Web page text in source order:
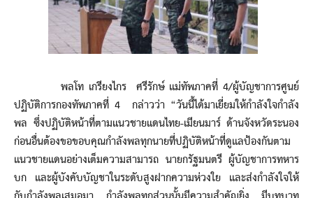
พลโท เกรียงไกร ศรีรักษ์ แม่ทัพภาคที่ 4/ผู้บัญชาการศูนย์
ปฏิบัติการกองทัพภาคที่ 4 กล่าวว่า “วันนี้ได้มาเยี่ยมให้กำลังใจกำลัง
พล ซึ่งปฏิบัติหน้าที่ตามแนวชายแดนไทย-เมียนมาร์ ด้านจังหวัดระนอง
ก่อนอื่นต้องขอขอบคุณกำลังพลทุกนายที่ปฏิบัติหน้าที่ดูแลป้องกันตาม
แนวชายแดนอย่างเต็มความสามารถ นายกรัฐมนตรี ผู้บัญชาการทหาร
บก และผู้บังคับบัญชาในระดับสูงฝากความห่วงใย และส่งกำลังใจให้